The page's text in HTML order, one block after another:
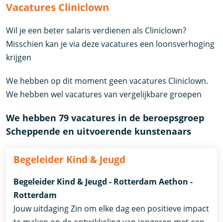
Vacatures Cliniclown
Wil je een beter salaris verdienen als Cliniclown?
Misschien kan je via deze vacatures een loonsverhoging
krijgen
We hebben op dit moment geen vacatures Cliniclown.
We hebben wel vacatures van vergelijkbare groepen
We hebben 79 vacatures in de beroepsgroep
Scheppende en uitvoerende kunstenaars
Begeleider Kind & Jeugd
Begeleider Kind & Jeugd - Rotterdam Aethon -
Rotterdam
Jouw uitdaging Zin om elke dag een positieve impact